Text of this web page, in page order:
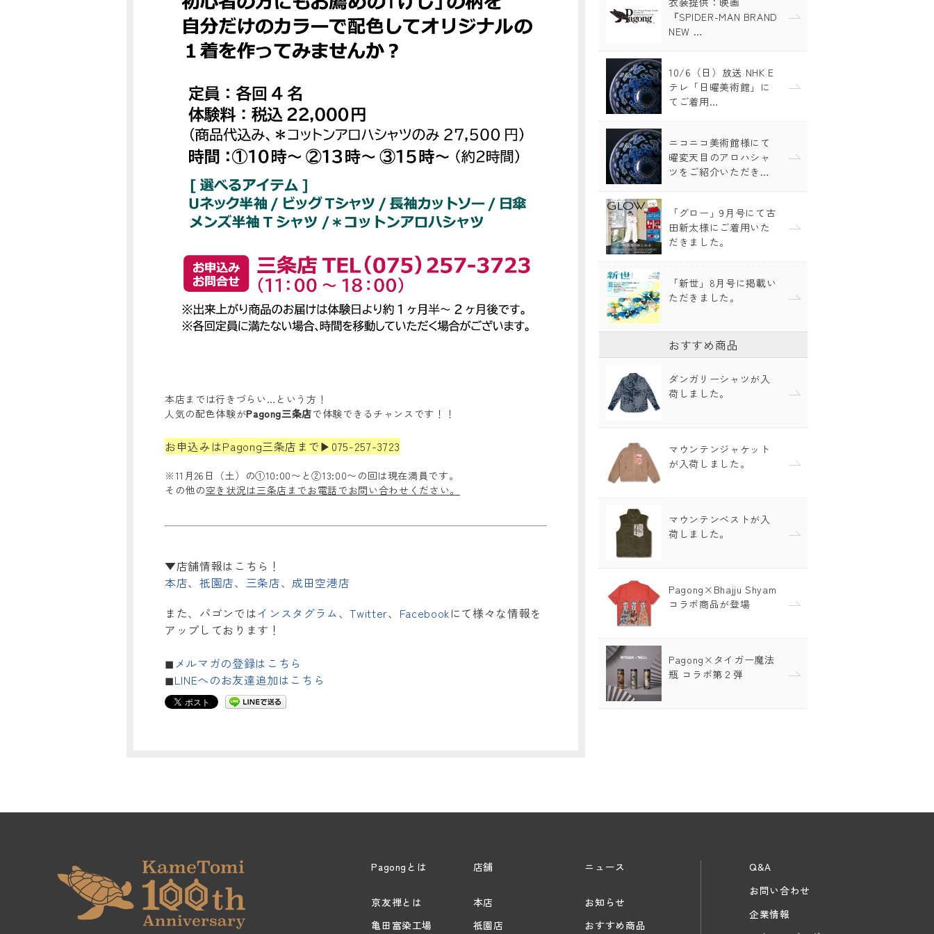
本店までは行きづらい…という方！
人気の配色体験がPagong三条店で体験できるチャンスです！！
お申込みはPagong三条店まで▶︎075-257-3723
※11月26日（土）の①10:00〜と②13:00〜の回は現在満員です。
その他の空き状況は三条店までお電話でお問い合わせください。
▼店舗情報はこちら！
本店、 祇園店、 三条店、 成田空港店
また、パゴンではインスタグラム、Twitter、 Facebookにて様々な情報を
アップしております！
◼︎メルマガの登録はこちら
◼︎LINEへのお友達追加はこちら
『SPIDER-MAN BRAND
NEW …
10/6（日）放送 NHK E
テレ「日曜美術館」に
てご着用…
ニコニコ美術館様にて
曜変天目のアロハシャ
ツをご紹介いただき…
「グロー」9月号にて古
田新太様にご着用いた
だきました。
「新世」8月号に掲載い
ただきました。
おすすめ商品
ダンガリーシャツが入
荷しました。
マウンテンジャケット
が入荷しました。
マウンテンベストが入
荷しました。
Pagong×Bhajju Shyam
コラボ商品が登場
Pagong×タイガー魔法
瓶 コラボ第２弾
Pagongとは
京友禅とは
亀田富染工場
店舗
本店
祇園店
ニュース
お知らせ
おすすめ商品
Q&A
お問い合わせ
企業情報